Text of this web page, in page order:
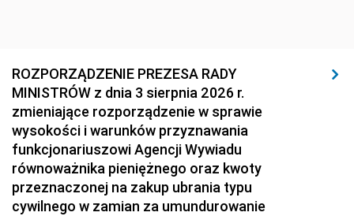
ROZPORZĄDZENIE PREZESA RADY
MINISTRÓW z dnia 3 sierpnia 2026 r.
zmieniające rozporządzenie w sprawie
wysokości i warunków przyznawania
funkcjonariuszowi Agencji Wywiadu
równoważnika pieniężnego oraz kwoty
przeznaczonej na zakup ubrania typu
cywilnego w zamian za umundurowanie